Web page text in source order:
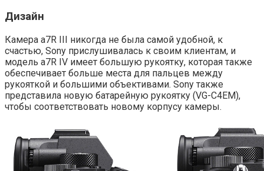
Дизайн
Камера a7R III никогда не была самой удобной, к
счастью, Sony прислушивалась к своим клиентам, и
модель a7R IV имеет большую рукоятку, которая также
обеспечивает больше места для пальцев между
рукояткой и большими объективами. Sony также
представила новую батарейную рукоятку (VG-C4EM),
чтобы соответствовать новому корпусу камеры.